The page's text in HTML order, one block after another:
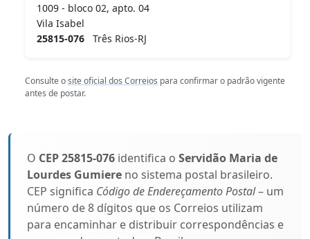
1009 - bloco 02, apto. 04
Vila Isabel
25815-076 Três Rios-RJ
Consulte osite oficial dos Correios para confirmar o padrão vigente
antes de postar.
O CEP 25815-076 identifica o Servidão Maria de
Lourdes Gumiere no sistema postal brasileiro.
CEP significa Código de Endereçamento Postal– um
número de 8 dígitos que os Correios utilizam
para encaminhar e distribuir correspondências e